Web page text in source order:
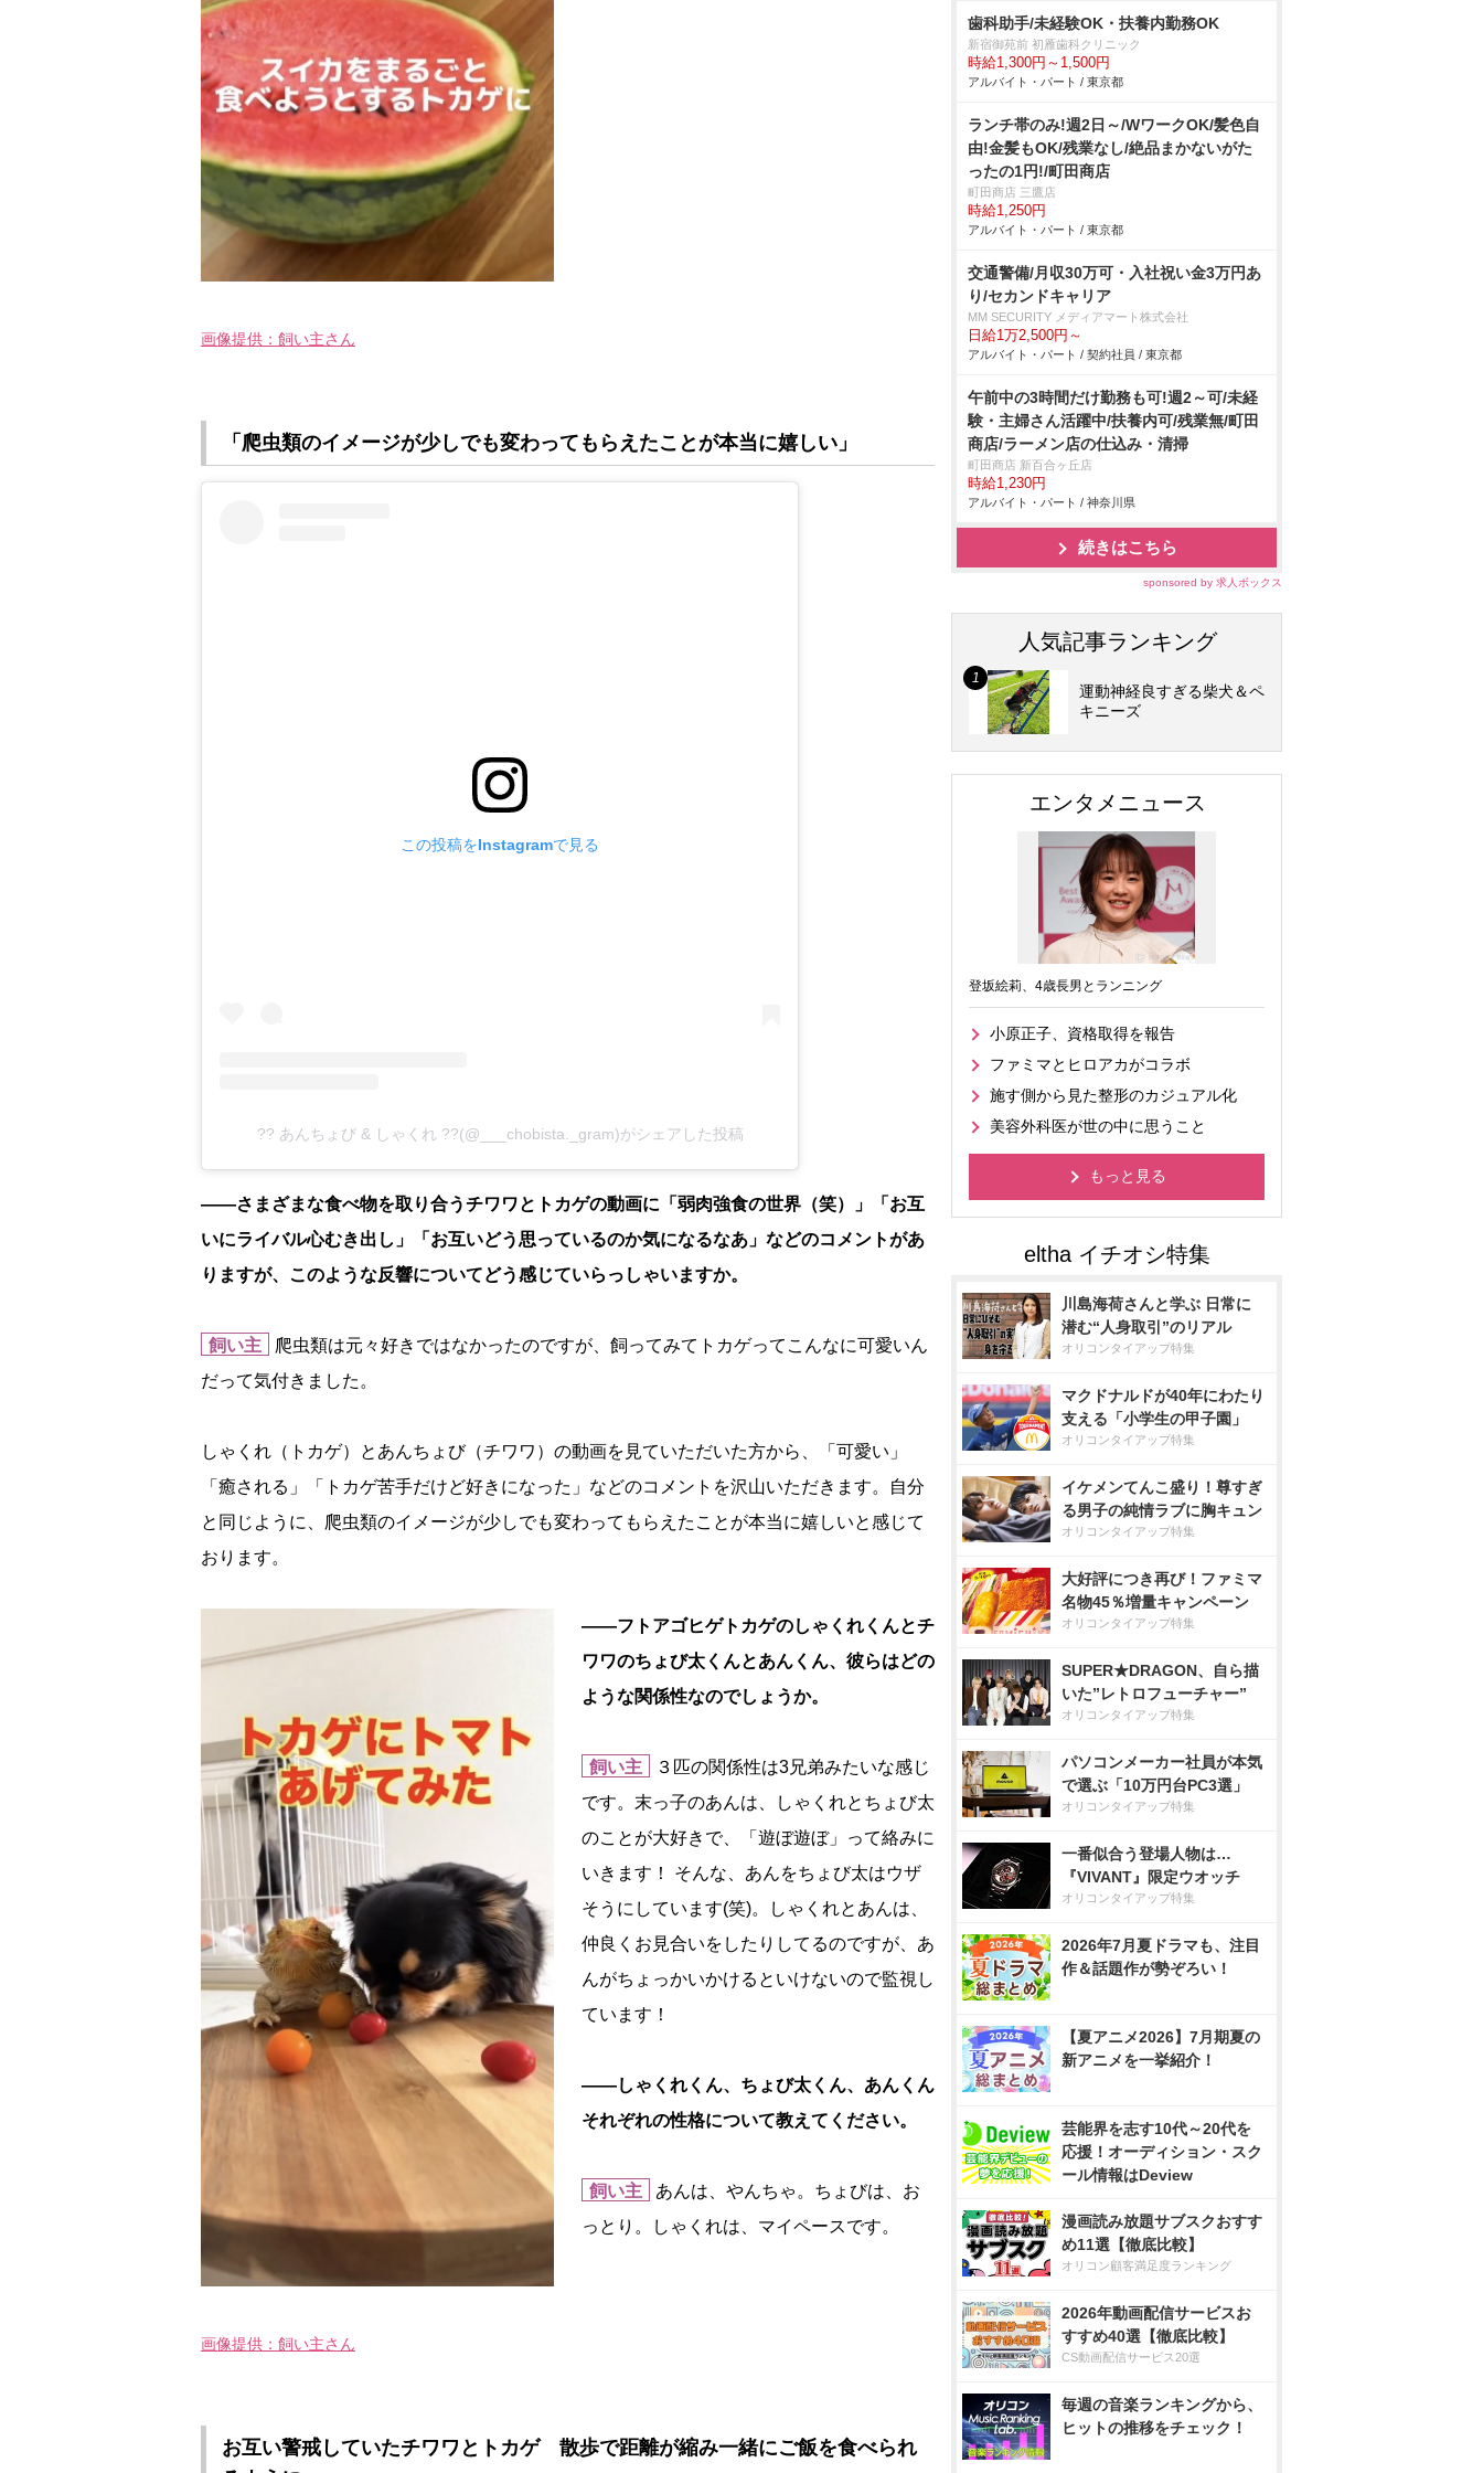
画像提供：飼い主さん
「爬虫類のイメージが少しでも変わってもらえたことが本当に嬉しい」
この投稿をInstagramで見る
?? あんちょび & しゃくれ ??(@___chobista._gram)がシェアした投稿
――さまざまな食べ物を取り合うチワワとトカゲの動画に「弱肉強食の世界（笑）」「お互
いにライバル心むき出し」「お互いどう思っているのか気になるなあ」などのコメントがあ
りますが、このような反響についてどう感じていらっしゃいますか。
飼い主
爬虫類は元々好きではなかったのですが、飼ってみてトカゲってこんなに可愛いん
だって気付きました。
しゃくれ（トカゲ）とあんちょび（チワワ）の動画を見ていただいた方から、「可愛い」
「癒される」「トカゲ苦手だけど好きになった」などのコメントを沢山いただきます。自分
と同じように、爬虫類のイメージが少しでも変わってもらえたことが本当に嬉しいと感じて
おります。
画像提供：飼い主さん
――フトアゴヒゲトカゲのしゃくれくんとチ
ワワのちょび太くんとあんくん、彼らはどの
ような関係性なのでしょうか。
飼い主
３匹の関係性は3兄弟みたいな感じ
です。末っ子のあんは、しゃくれとちょび太
のことが大好きで、「遊ぼ遊ぼ」って絡みに
いきます！ そんな、あんをちょび太はウザ
そうにしています(笑)。しゃくれとあんは、
仲良くお見合いをしたりしてるのですが、あ
んがちょっかいかけるといけないので監視し
ています！
――しゃくれくん、ちょび太くん、あんくん
それぞれの性格について教えてください。
飼い主
あんは、やんちゃ。ちょびは、お
っとり。しゃくれは、マイペースです。
お互い警戒していたチワワとトカゲ 散歩で距離が縮み一緒にご飯を食べられ
歯科助手/未経験OK・扶養内勤務OK
新宿御苑前 初雁歯科クリニック
時給1,300円～1,500円
アルバイト・パート / 東京都
ランチ帯のみ!週2日～/WワークOK/髪色自
由!金髪もOK/残業なし/絶品まかないがた
ったの1円!/町田商店
町田商店 三鷹店
時給1,250円
アルバイト・パート / 東京都
交通警備/月収30万可・入社祝い金3万円あ
り/セカンドキャリア
MM SECURITY メディアマート株式会社
日給1万2,500円～
アルバイト・パート / 契約社員 / 東京都
午前中の3時間だけ勤務も可!週2～可/未経
験・主婦さん活躍中/扶養内可/残業無/町田
商店/ラーメン店の仕込み・清掃
町田商店 新百合ヶ丘店
時給1,230円
アルバイト・パート / 神奈川県
続きはこちら
sponsored by 求人ボックス
人気記事ランキング
運動神経良すぎる柴犬＆ペ
キニーズ
エンタメニュース
登坂絵莉、4歳長男とランニング
小原正子、資格取得を報告
ファミマとヒロアカがコラボ
施す側から見た整形のカジュアル化
美容外科医が世の中に思うこと
もっと見る
川島海荷さんと学ぶ 日常に
潜む“人身取引”のリアル
オリコンタイアップ特集
マクドナルドが40年にわたり
支える「小学生の甲子園」
オリコンタイアップ特集
イケメンてんこ盛り！尊すぎ
る男子の純情ラブに胸キュン
オリコンタイアップ特集
大好評につき再び！ファミマ
名物45％増量キャンペーン
オリコンタイアップ特集
SUPER★DRAGON、自ら描
いた”レトロフューチャー”
オリコンタイアップ特集
パソコンメーカー社員が本気
で選ぶ「10万円台PC3選」
オリコンタイアップ特集
一番似合う登場人物は…
『VIVANT』限定ウオッチ
オリコンタイアップ特集
2026年7月夏ドラマも、注目
作＆話題作が勢ぞろい！
【夏アニメ2026】7月期夏の
新アニメを一挙紹介！
芸能界を志す10代～20代を
応援！オーディション・スク
ール情報はDeview
漫画読み放題サブスクおすす
め11選【徹底比較】
オリコン顧客満足度ランキング
2026年動画配信サービスお
すすめ40選【徹底比較】
CS動画配信サービス20選
毎週の音楽ランキングから、
ヒットの推移をチェック！